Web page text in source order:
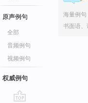
原声例句
全部
音频例句
视频例句
权威例句
海量例句
书面语、